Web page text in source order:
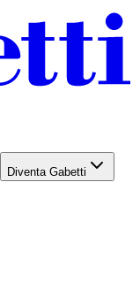
Diventa Gabetti